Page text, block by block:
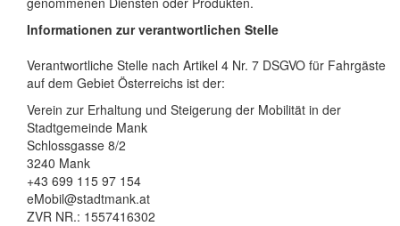
Informationen zur verantwortlichen Stelle
Verantwortliche Stelle nach Artikel 4 Nr. 7 DSGVO für Fahrgäste
auf dem Gebiet Österreichs ist der:
Verein zur Erhaltung und Steigerung der Mobilität in der
Stadtgemeinde Mank
Schlossgasse 8/2
3240 Mank
+43 699 115 97 154
eMobil@stadtmank.at
ZVR NR.: 1557416302